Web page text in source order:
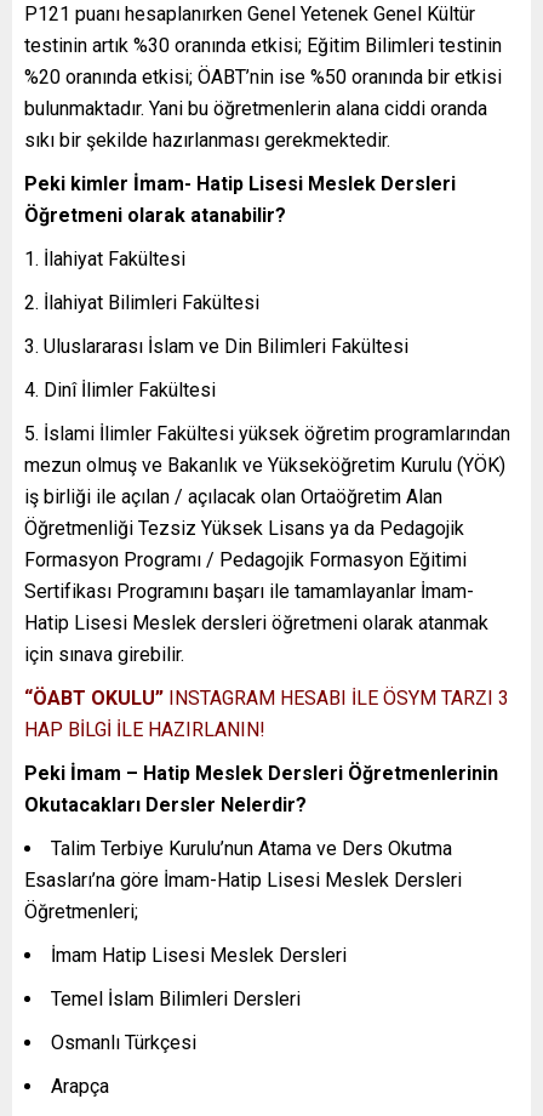
P121 puanı hesaplanırken Genel Yetenek Genel Kültür
testinin artık %30 oranında etkisi; Eğitim Bilimleri testinin
%20 oranında etkisi; ÖABT’nin ise %50 oranında bir etkisi
bulunmaktadır. Yani bu öğretmenlerin alana ciddi oranda
sıkı bir şekilde hazırlanması gerekmektedir.
Peki kimler İmam- Hatip Lisesi Meslek Dersleri
Öğretmeni olarak atanabilir?
İlahiyat Fakültesi
İlahiyat Bilimleri Fakültesi
Uluslararası İslam ve Din Bilimleri Fakültesi
Dinî İlimler Fakültesi
İslami İlimler Fakültesi yüksek öğretim programlarından
mezun olmuş ve Bakanlık ve Yükseköğretim Kurulu (YÖK)
iş birliği ile açılan / açılacak olan Ortaöğretim Alan
Öğretmenliği Tezsiz Yüksek Lisans ya da Pedagojik
Formasyon Programı / Pedagojik Formasyon Eğitimi
Sertifikası Programını başarı ile tamamlayanlar İmam-
Hatip Lisesi Meslek dersleri öğretmeni olarak atanmak
için sınava girebilir.
“ÖABT OKULU” INSTAGRAM HESABI İLE ÖSYM TARZI 3
HAP BİLGİ İLE HAZIRLANIN!
Peki İmam – Hatip Meslek Dersleri Öğretmenlerinin
Okutacakları Dersler Nelerdir?
Talim Terbiye Kurulu’nun Atama ve Ders Okutma
Esasları’na göre İmam-Hatip Lisesi Meslek Dersleri
Öğretmenleri;
İmam Hatip Lisesi Meslek Dersleri
Temel İslam Bilimleri Dersleri
Osmanlı Türkçesi
Arapça